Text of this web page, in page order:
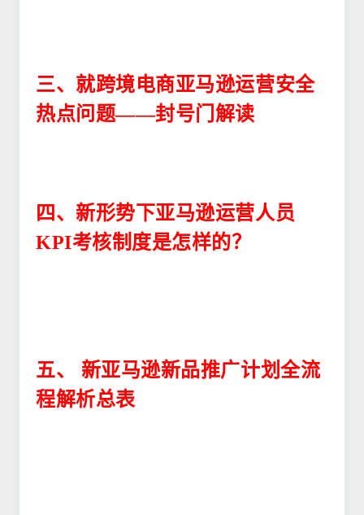
三、 就跨境电商亚马逊运营安全
热点问题——封号门解读
四、新形势下亚马逊运营人员
KPI考核制度是怎样的？
五、
新亚马逊新品推广计划全流
程解析总表